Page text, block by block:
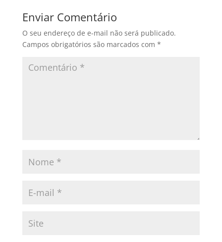
Enviar Comentário
O seu endereço de e-mail não será publicado.
Campos obrigatórios são marcados com *